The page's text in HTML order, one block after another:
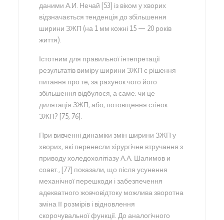
даними А.И. Нечай [53] із віком у хворих
відзначається тенденція до збільшення
ширини ЗЖП (на 1 мм кожні 15 — 20 років
життя).
Істотним для правильної інтепретації
результатів виміру ширини ЗЖП є рішення
питання про те, за рахунок чого його
збільшення відбулося, а саме: чи це
дилятація ЗЖП, або, потовщення стінок
ЗЖП? [75, 76].
При вивченні динаміки змін ширини ЗЖП у
хворих, які перенесли хірургічне втручання з
приводу холедохолітіазу А.А. Шалимов и
соавт., [77] показали, що після усунення
механічної перешкоди і забезпечення
адекватного жовчовідтоку можлива зворотна
зміна її розмірів і відновлення
скорочувальної функції. До аналогічного